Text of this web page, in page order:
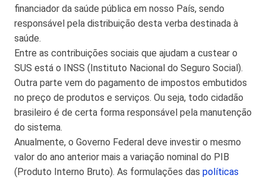
financiador da saúde pública em nosso País, sendo
responsável pela distribuição desta verba destinada à
saúde.
Entre as contribuições sociais que ajudam a custear o
SUS está o INSS (Instituto Nacional do Seguro Social).
Outra parte vem do pagamento de impostos embutidos
no preço de produtos e serviços. Ou seja, todo cidadão
brasileiro é de certa forma responsável pela manutenção
do sistema.
Anualmente, o Governo Federal deve investir o mesmo
valor do ano anterior mais a variação nominal do PIB
(Produto Interno Bruto). As formulações das políticas